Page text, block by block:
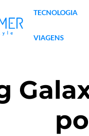
TECNOLOGIA
VIAGENS